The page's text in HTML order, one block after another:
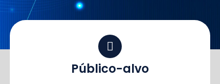
Público-alvo